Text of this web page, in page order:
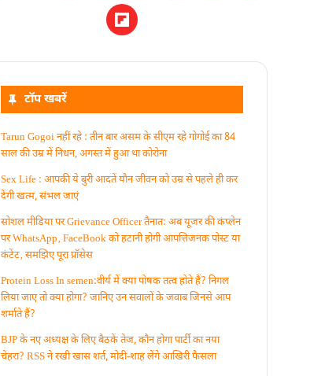
टॉप खबरें
Tarun Gogoi नहीं रहे : तीन बार असम के सीएम रहे गोगोई का 84
साल की उम्र में निधन, अगस्त में हुआ था कोरोना
Sex Life : आपकी ये बुरी आदतें याैन जीवन को उम्र से पहले ही कर
देंगी खत्म, संभल जाएं
सोशल मीडिया पर Grievance Officer तैनात: अब यूजर की कंप्लेन
पर WhatsApp‚ FaceBook को हटानी होगी आपत्तिजनक पोस्ट या
कंटेंट‚ समझिए पूरा प्रॉसेस
Protein Loss In semen:वीर्य में क्या पोषक तत्व होते हैं? निगल
लिया जाए तो क्या होगा? जानिए उन सवालों के जवाब जिनसे आप
शर्माते हैं?
BJP के नए अध्यक्ष के लिए बैठकें तेज, कौन होगा पार्टी का नया
चेहरा? RSS ने रखी खास शर्त, मोदी-शाह लेंगे आखिरी फैसला